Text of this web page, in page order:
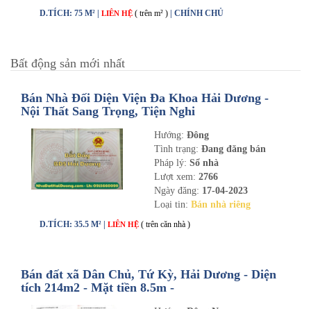
D.TÍCH: 75 M² | LIÊN HỆ ( trên m² ) | CHÍNH CHỦ
Bất động sản mới nhất
Bán Nhà Đối Diện Viện Đa Khoa Hải Dương -
Nội Thất Sang Trọng, Tiện Nghi
Hướng: Đông
Tình trạng: Đang đăng bán
Pháp lý: Sổ nhà
Lượt xem: 2766
Ngày đăng: 17-04-2023
Loại tin: Bán nhà riêng
D.TÍCH: 35.5 M² | LIÊN HỆ ( trên căn nhà )
Bán đất xã Dân Chủ, Tứ Kỳ, Hải Dương - Diện
tích 214m2 - Mặt tiền 8.5m -